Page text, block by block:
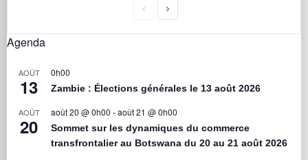
Agenda
AOÛT
13
0h00
Zambie : Élections générales le 13 août 2026
AOÛT
20
août 20 @ 0h00 -août 21 @ 0h00
Sommet sur les dynamiques du commerce
transfrontalier au Botswana du 20 au 21 août 2026